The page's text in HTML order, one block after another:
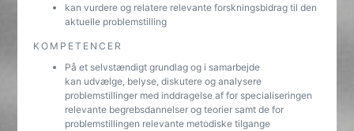
kan vurdere og relatere relevante forskningsbidrag til den
aktuelle problemstilling
KOMPETENCER
På et selvstændigt grundlag og i samarbejde
kan udvælge, belyse, diskutere og analysere
problemstillinger med inddragelse af for specialiseringen
relevante begrebsdannelser og teorier samt de for
problemstillingen relevante metodiske tilgange